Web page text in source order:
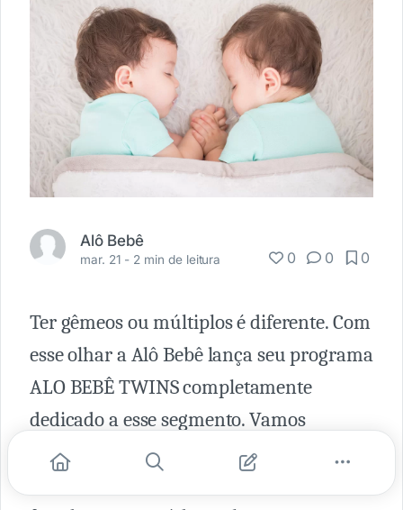
Alô Bebê
mar. 21 - 2 min de leitura 0 0 0
Ter gêmeos ou múltiplos é diferente. Com
esse olhar a Alô Bebê lança seu programa
ALO BEBÊ TWINS completamente
dedicado a esse segmento. Vamos
abraçar e acolher as famílias de gêmeos